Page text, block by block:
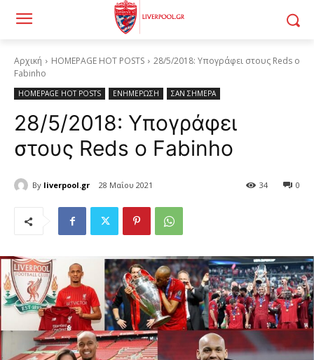
Αρχική HOMEPAGE HOT POSTS
28/5/2018: Υπογράφει στους Reds ο
Fabinho
HOMEPAGE HOT POSTS ΕΝΗΜΕΡΩΣΗ ΣΑΝ ΣΗΜΕΡΑ
28/5/2018: Υπογράφει
στους Reds ο Fabinho
By liverpool.gr 28 Μαΐου 2021 0
34